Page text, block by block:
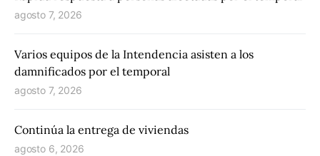
agosto 7, 2026
Varios equipos de la Intendencia asisten a los
damnificados por el temporal
agosto 7, 2026
Continúa la entrega de viviendas
agosto 6, 2026